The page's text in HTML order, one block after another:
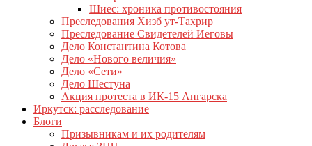
Шиес: хроника противостояния
Преследования Хизб ут-Тахрир
Преследование Свидетелей Иеговы
Дело Константина Котова
Дело «Нового величия»
Дело «Сети»
Дело Шестуна
Акция протеста в ИК-15 Ангарска
Иркутск: расследование
Блоги
Призывникам и их родителям